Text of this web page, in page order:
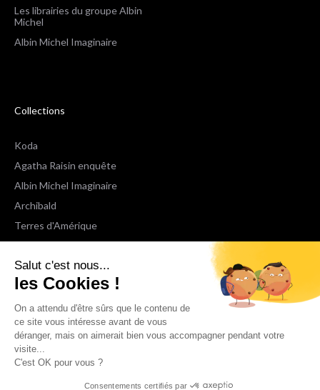
Salut c'est nous...
les Cookies !
On a attendu d'être sûrs que le contenu de
ce site vous intéresse avant de vous
déranger, mais on aimerait bien vous accompagner pendant votre
visite...
C'est OK pour vous ?
Consentements certifiés par
Les librairies du groupe Albin
Michel
Albin Michel Imaginaire
Collections
Koda
Agatha Raisin enquête
Albin Michel Imaginaire
Archibald
Terres d'Amérique
Espaces Libres Poche
NOX
Wiz
Voir toutes les collections
Nous suivre